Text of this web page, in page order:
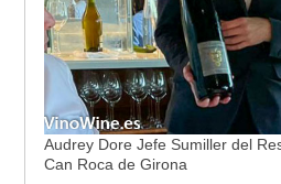
Audrey Dore Jefe Sumiller del
Can Roca de Girona